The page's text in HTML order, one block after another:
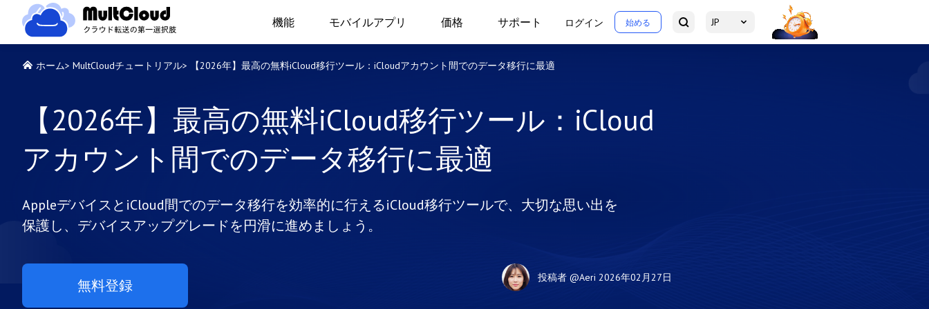
機能 モバイルアプリ 価格 サポート ログイン 始める JP
ホーム> MultCloudチュートリアル> 【2026年】最高の無料iCloud移行ツール：iCloudアカウント間でのデータ移行に最適
【2026年】最高の無料iCloud移行ツール：iCloud
アカウント間でのデータ移行に最適
AppleデバイスとiCloud間でのデータ移行を効率的に行えるiCloud移行ツールで、大切な思い出を
保護し、デバイスアップグレードを円滑に進めましょう。
無料登録 投稿者 @Aeri 2026年02月27日